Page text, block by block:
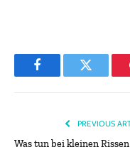
FacebookTwitter
PREVIOUS
Was tun bei kleinen